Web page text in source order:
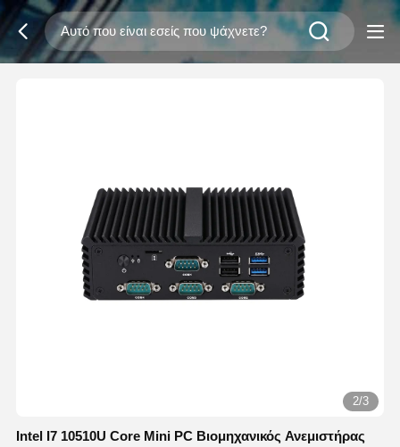
2/3
Intel I7 10510U Core Mini PC Βιομηχανικός Ανεμιστήρας